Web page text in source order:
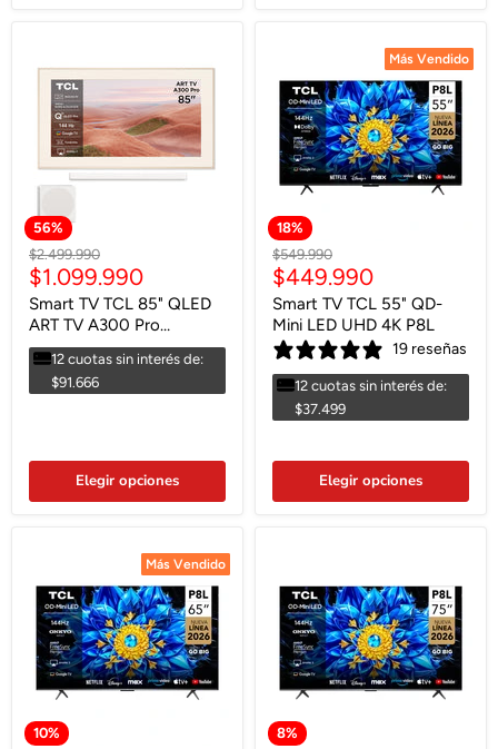
56%
Precio
original
$2.499.990
Precio
actual
$1.099.990
Smart TV TCL 85" QLED
ART TV A300 Pro
Soundbar Incluido
12 cuotas sin interés de:
$91.666
Elegir opciones
Más Vendido
18%
Más Vendido
Precio
original
$549.990
Precio
actual
$449.990
Smart TV TCL 55" QD-
Mini LED UHD 4K P8L
19 reseñas
12 cuotas sin interés de:
$37.499
Elegir opciones
Más Vendido
10%
Más Vendido
8%